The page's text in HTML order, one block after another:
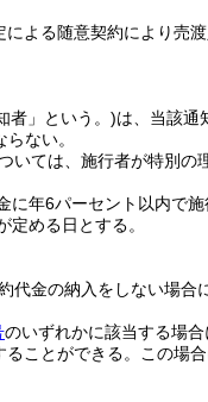
による随意契約により売
者」という。)は、当該通
ない。
いては、施行者が特別の
年6パーセント以内で
める日とする。
代金の納入をしない場
のいずれかに該当する場
ことができる。
この場